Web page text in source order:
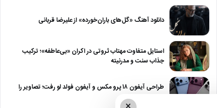
دانلود آهنگ «گل‌های باران‌خورده» از علیرضا قربانی
استایل متفاوت مهتاب ثروتی در اکران «بی‌عاطفه»؛ ترکیب
جذاب سنت و مدرنیته
طراحی آیفون ۱۸ پرو مکس و آیفون فولد لو رفت؛ تصاویر را